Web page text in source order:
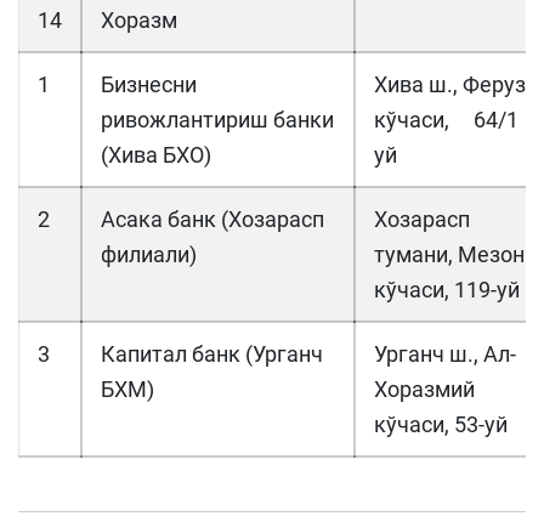
14 Хоразм
1
Бизнесни
ривожлантириш банки
(Хива БХО)
Хива ш., Феруз
кўчаси, 64/1
уй
2
Асака банк (Хозарасп
филиали)
Хозарасп
тумани, Мезон
кўчаси, 119-уй
3
Капитал банк (Урганч
БХМ)
Урганч ш., Ал-
Хоразмий
кўчаси, 53-уй